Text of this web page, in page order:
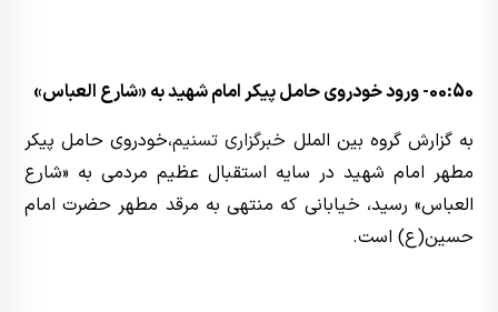
00:50- ورود خودروی حامل پیکر امام شهید به «شارع العباس»
به گزارش گروه بین الملل خبرگزاری تسنیم،‌خودروی حامل پیکر
مطهر امام شهید در سایه استقبال عظیم مردمی به «شارع
العباس» رسید، خیابانی که منتهی به مرقد مطهر حضرت امام
حسین(ع) است.